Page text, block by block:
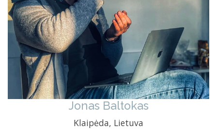
Jonas Baltokas
Klaipėda, Lietuva